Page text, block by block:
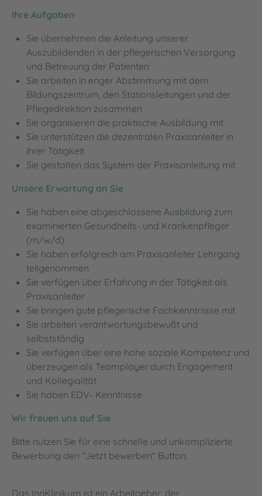
Ihre Aufgaben
Sie übernehmen die Anleitung unserer
Auszubildenden in der pflegerischen Versorgung
und Betreuung der Patienten
Sie arbeiten in enger Abstimmung mit dem
Bildungszentrum, den Stationsleitungen und der
Pflegedirektion zusammen
Sie organisieren die praktische Ausbildung mit
Sie unterstützen die dezentralen Praxisanleiter in
ihrer Tätigkeit
Sie gestalten das System der Praxisanleitung mit
Unsere Erwartung an Sie
Sie haben eine abgeschlossene Ausbildung zum
examinierten Gesundheits- und Krankenpfleger
(m/w/d)
Sie haben erfolgreich am Praxisanleiter Lehrgang
teilgenommen
Sie verfügen über Erfahrung in der Tätigkeit als
Praxisanleiter
Sie bringen gute pflegerische Fachkenntnisse mit
Sie arbeiten verantwortungsbewußt und
selbstständig
Sie verfügen über eine hohe soziale Kompetenz und
überzeugen als Teamplayer durch Engagement
und Kollegialität
Sie haben EDV- Kenntnisse
Wir freuen uns auf Sie
Bitte nutzen Sie für eine schnelle und unkomplizierte
Bewerbung den "Jetzt bewerben" Button.
Das InnKlinikum ist ein Arbeitgeber, der